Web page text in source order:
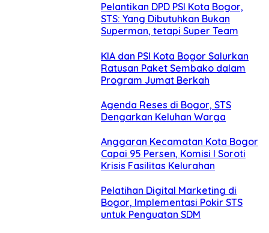
Pelantikan DPD PSI Kota Bogor,
STS: Yang Dibutuhkan Bukan
Superman, tetapi Super Team
KIA dan PSI Kota Bogor Salurkan
Ratusan Paket Sembako dalam
Program Jumat Berkah
Agenda Reses di Bogor, STS
Dengarkan Keluhan Warga
Anggaran Kecamatan Kota Bogor
Capai 95 Persen, Komisi I Soroti
Krisis Fasilitas Kelurahan
Pelatihan Digital Marketing di
Bogor, Implementasi Pokir STS
untuk Penguatan SDM